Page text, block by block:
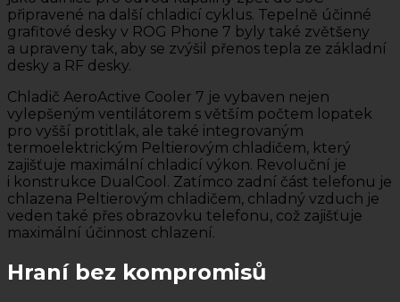
připravené na další chladicí cyklus. Tepelně účinné
grafitové desky v ROG Phone 7 byly také zvětšeny
a upraveny tak, aby se zvýšil přenos tepla ze základní
desky a RF desky.
Chladič AeroActive Cooler 7 je vybaven nejen
vylepšeným ventilátorem s větším počtem lopatek
pro vyšší protitlak, ale také integrovaným
termoelektrickým Peltierovým chladičem, který
zajišťuje maximální chladicí výkon. Revoluční je
i konstrukce DualCool. Zatímco zadní část telefonu je
chlazena Peltierovým chladičem, chladný vzduch je
veden také přes obrazovku telefonu, což zajišťuje
maximální účinnost chlazení.
Hraní bez kompromisů